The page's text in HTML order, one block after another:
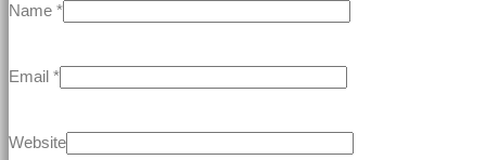
Name *
Email *
Website